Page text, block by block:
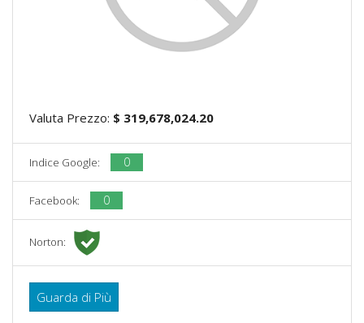
Valuta Prezzo: $ 319,678,024.20
Indice Google: 0
Facebook: 0
Norton:
Guarda di Più